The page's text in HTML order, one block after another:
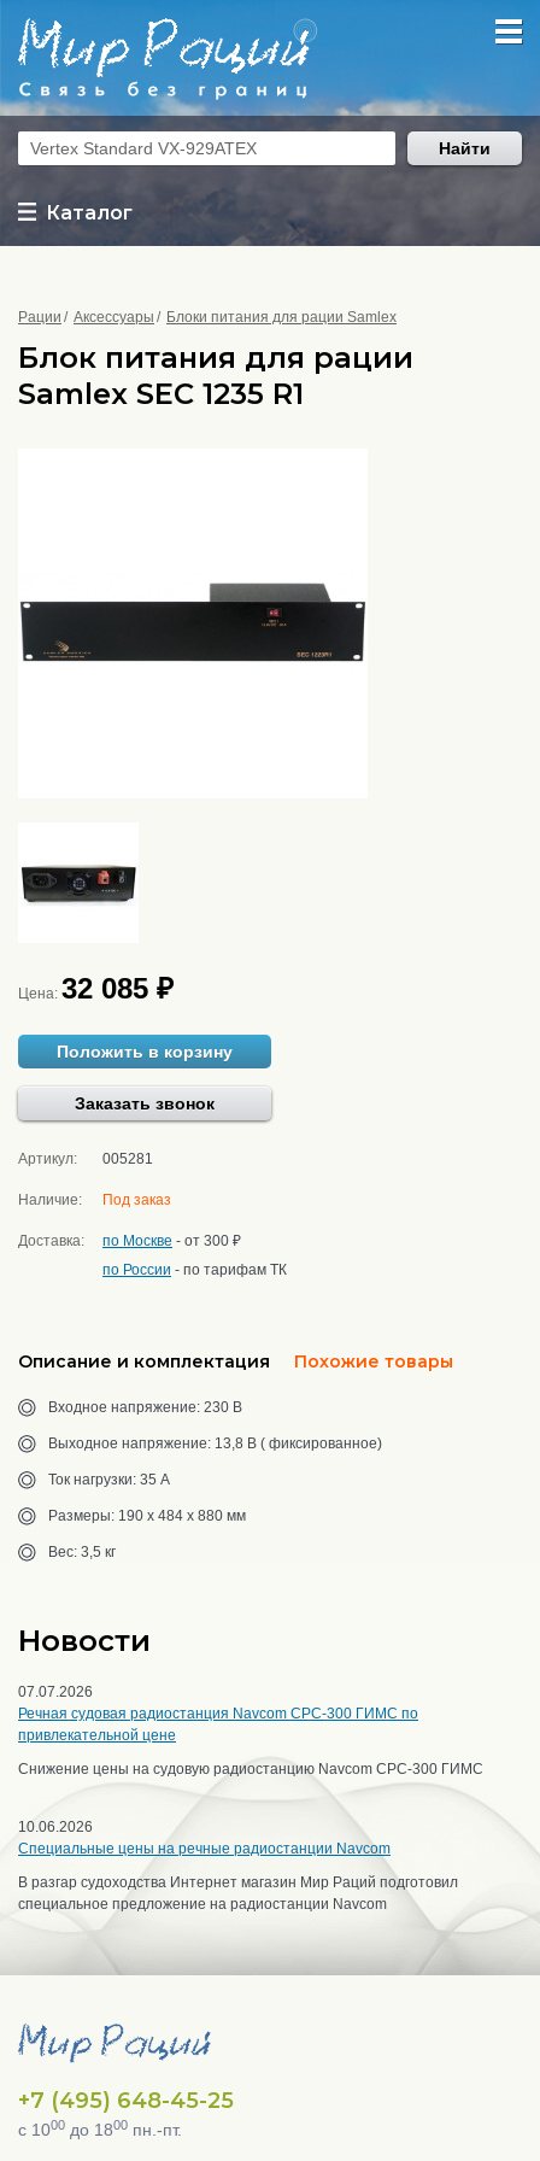
Каталог
Найти
Рации Аксессуары Блоки питания для рации Samlex
Блок питания для рации
Samlex SEC 1235 R1
Цена: 32 085 ₽
Положить в корзину
Заказать звонок
Артикул: 005281
Наличие: Под заказ
Доставка: по Москве - от 300 ₽
по России - по тарифам ТК
Описание и комплектация Похожие товары
Входное напряжение: 230 В
Выходное напряжение: 13,8 В ( фиксированное)
Ток нагрузки: 35 А
Размеры: 190 x 484 x 880 мм
Вес: 3,5 кг
Новости
07.07.2026
Речная судовая радиостанция Navcom CPC-300 ГИМС по
привлекательной цене
Снижение цены на судовую радиостанцию Navcom CPC-300 ГИМС
10.06.2026
Специальные цены на речные радиостанции Navcom
В разгар судоходства Интернет магазин Мир Раций подготовил
специальное предложение на радиостанции Navcom
+7 (495) 648-45-25
с 1000 до 1800 пн.-пт.